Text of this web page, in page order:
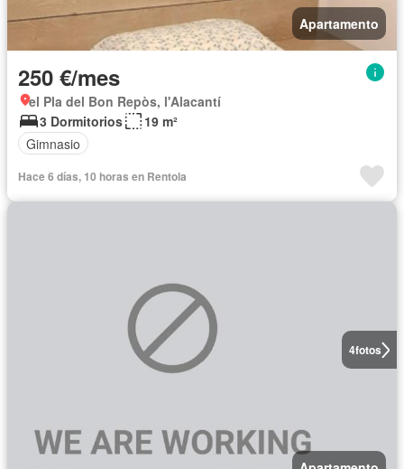
Apartamento
250 €/mes
el Pla del Bon Repòs, l'Alacantí
3 Dormitorios
19 m²
Gimnasio
Hace 6 días, 10 horas en Rentola
4fotos